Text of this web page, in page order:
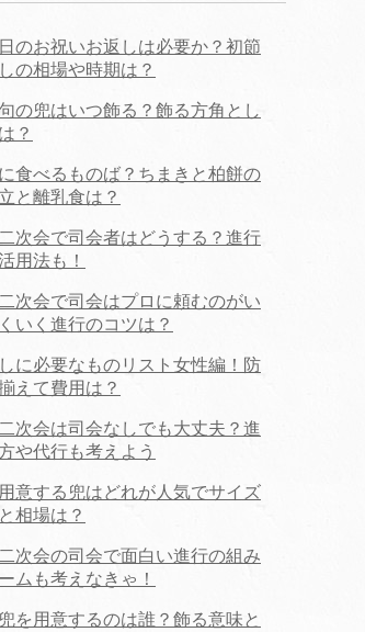
のお祝いお返しは必要か？初節
の相場や時期は？
の兜はいつ飾る？飾る方角とし
？
食べるものば？ちまきと柏餅の
と離乳食は？
次会で司会者はどうする？進行
用法も！
次会で司会はプロに頼むのがい
いく進行のコツは？
に必要なものリスト女性編！防
えて費用は？
次会は司会なしでも大丈夫？進
や代行も考えよう
意する兜はどれが人気でサイズ
相場は？
次会の司会で面白い進行の組み
ムも考えなきゃ！
を用意するのは誰？飾る意味と